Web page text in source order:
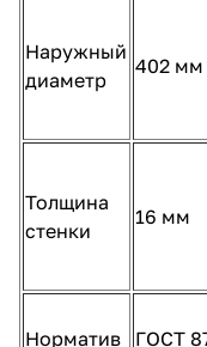
Наружный
диаметр
402 мм
Толщина
стенки
16 мм
Норматив ГОСТ